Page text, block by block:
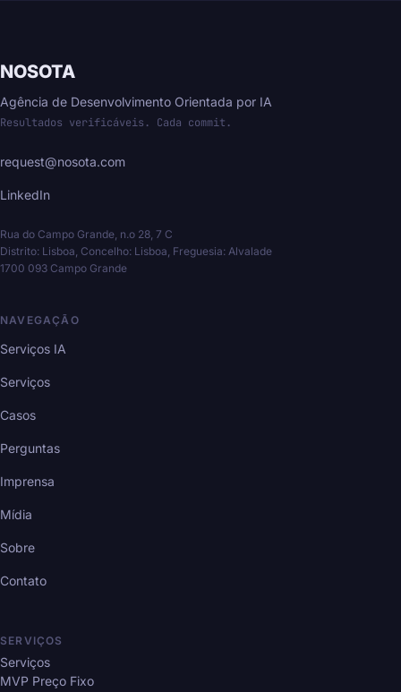
NOSOTA
Agência de Desenvolvimento Orientada por IA
Resultados verificáveis. Cada commit.
request@nosota.com
LinkedIn
Rua do Campo Grande, n.o 28, 7 C
Distrito: Lisboa, Concelho: Lisboa, Freguesia: Alvalade
1700 093 Campo Grande
NAVEGAÇÃO
Serviços IA
Serviços
Casos
Perguntas
Imprensa
Mídia
Sobre
Contato
SERVIÇOS
Serviços
MVP Preço Fixo